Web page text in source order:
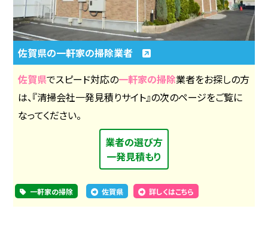
佐賀県の一軒家の掃除業者
佐賀県でスピード対応の一軒家の掃除業者をお探しの方
は、『清掃会社一発見積りサイト』の次のページをご覧に
なってください。
業者の選び方
一発見積もり
一軒家の掃除 佐賀県 詳しくはこちら